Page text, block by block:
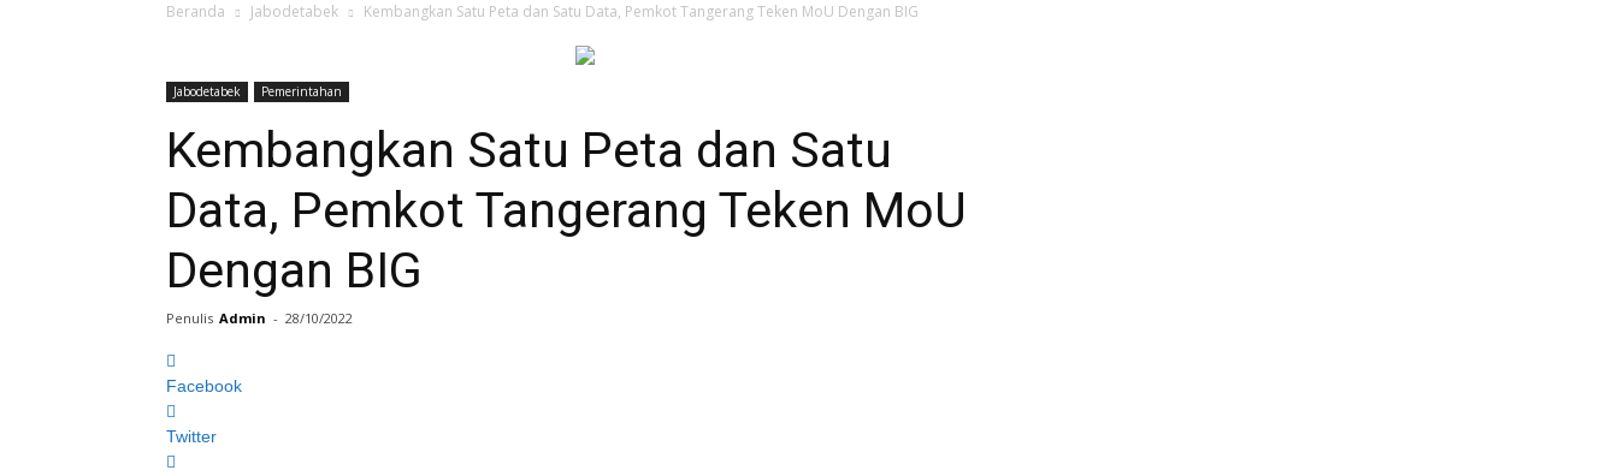
Beranda Jabodetabek Kembangkan Satu Peta dan Satu Data, Pemkot Tangerang Teken MoU Dengan BIG
Jabodetabek Pemerintahan
Kembangkan Satu Peta dan Satu
Data, Pemkot Tangerang Teken MoU
Dengan BIG
Penulis Admin - 28/10/2022
Facebook
Twitter